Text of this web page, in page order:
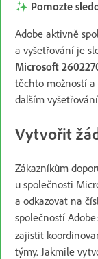
Pomozte
Adobe aktivně
a vyšetřování je
Microsoft
těchto možností a
dalším
Vytvořit
Zákazníkům
u společnosti
a odkazovat na
společností Adobe:
zajistit
týmy. Jakmile